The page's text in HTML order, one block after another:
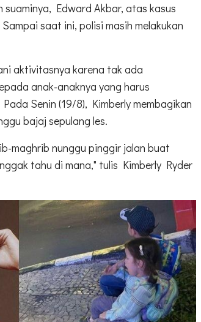
Edward Akbar, atas kasus
saat ini, polisi masih melakukan
aktivitasnya karena tak ada
anak-anaknya yang harus
Senin (19/8), Kimberly membagikan
bajaj sepulang les.
maghrib nunggu pinggir jalan buat
tahu di mana," tulis Kimberly Ryder